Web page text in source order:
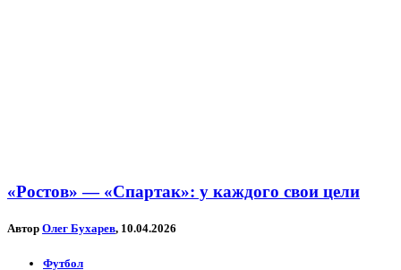
«Ростов» — «Спартак»: у каждого свои цели
Автор Олег Бухарев, 10.04.2026
Футбол